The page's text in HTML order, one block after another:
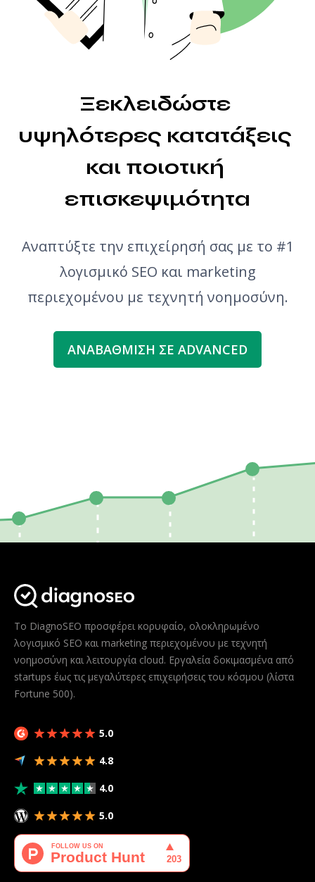
Generator ιδεών άρθρων
Ξεκλειδώστε
υψηλότερες κατατάξεις
και ποιοτική
επισκεψιμότητα
Αναπτύξτε την επιχείρησή σας με το #1
λογισμικό SEO και marketing
περιεχομένου με τεχνητή νοημοσύνη.
ΑΝΑΒΆΘΜΙΣΗ ΣΕ ADVANCED
Το DiagnoSEO προσφέρει κορυφαίο, ολοκληρωμένο
λογισμικό SEO και marketing περιεχομένου με τεχνητή
νοημοσύνη και λειτουργία cloud. Εργαλεία δοκιμασμένα από
startups έως τις μεγαλύτερες επιχειρήσεις του κόσμου (λίστα
Fortune 500).
5.0
4.8
4.0
5.0